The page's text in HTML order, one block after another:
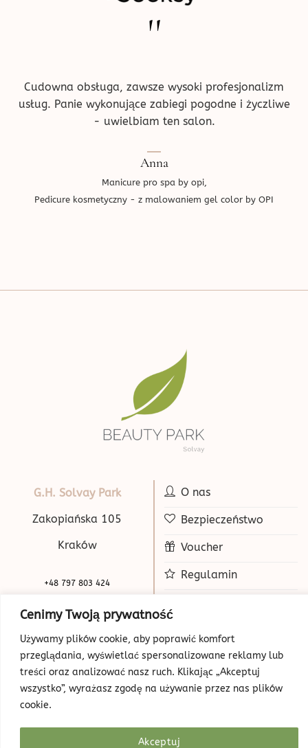
Cenimy Twoją prywatność
Używamy plików cookie, aby poprawić komfort
przeglądania, wyświetlać spersonalizowane reklamy lub
treści oraz analizować nasz ruch. Klikając „Akceptuj
wszystko”, wyrażasz zgodę na używanie przez nas plików
cookie.
Akceptuj
''
Cudowna obsługa, zawsze wysoki profesjonalizm
usług. Panie wykonujące zabiegi pogodne i życzliwe
- uwielbiam ten salon.
Anna
Manicure pro spa by opi,
Pedicure kosmetyczny - z malowaniem gel color by OPI
G.H. Solvay Park
Zakopiańska 105
Kraków
+48 797 803 424
biuro@beauty-park.pl
O nas
Bezpieczeństwo
Voucher
Regulamin